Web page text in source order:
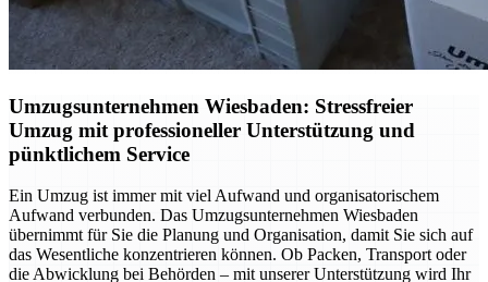
Umzugsunternehmen Wiesbaden: Stressfreier
Umzug mit professioneller Unterstützung und
pünktlichem Service
Ein Umzug ist immer mit viel Aufwand und organisatorischem
Aufwand verbunden. Das Umzugsunternehmen Wiesbaden
übernimmt für Sie die Planung und Organisation, damit Sie sich auf
das Wesentliche konzentrieren können. Ob Packen, Transport oder
die Abwicklung bei Behörden – mit unserer Unterstützung wird Ihr